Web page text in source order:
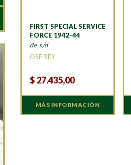
FIRST SPECIAL SERVICE
FORCE 1942-44
de s/d
OSPREY
$ 27.435,00
MÁS INFORMACIÓN